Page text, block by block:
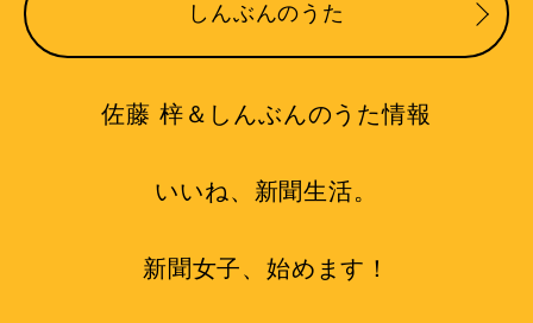
しんぶんのうた
佐藤 梓＆しんぶんのうた情報
いいね、新聞生活。
新聞女子、始めます！